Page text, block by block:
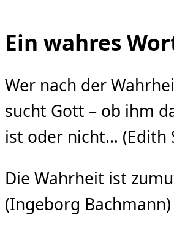
Ein wahres
Wer nach der
sucht Gott – ob ihm
ist oder nicht… (Edith
Die Wahrheit ist
(Ingeborg Bachmann)